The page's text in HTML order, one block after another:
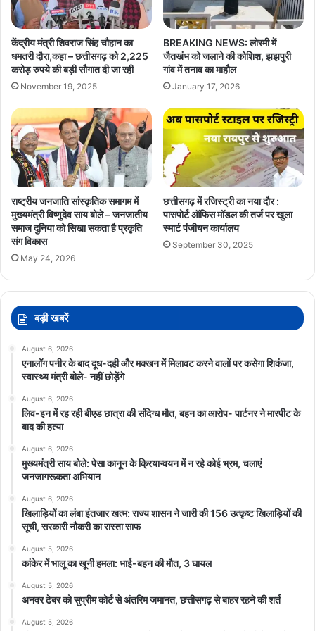
केंद्रीय मंत्री शिवराज सिंह चौहान का
धमतरी दौरा,कहा – छत्तीसगढ़ को 2,225
करोड़ रुपये की बड़ी सौगात दी जा रही
November 19, 2025
BREAKING NEWS: लोरमी में
जैतखंभ को जलाने की कोशिश, झझपुरी
गांव में तनाव का माहौल
January 17, 2026
राष्ट्रीय जनजाति सांस्कृतिक समागम में
मुख्यमंत्री विष्णुदेव साय बोले – जनजातीय
समाज दुनिया को सिखा सकता है प्रकृति
संग विकास
May 24, 2026
छत्तीसगढ़ में रजिस्ट्री का नया दौर :
पासपोर्ट ऑफिस मॉडल की तर्ज पर खुला
स्मार्ट पंजीयन कार्यालय
September 30, 2025
बड़ी खबरें
August 6, 2026
एनालॉग पनीर के बाद दूध-दही और मक्खन में मिलावट करने वालों पर कसेगा शिकंजा,
स्वास्थ्य मंत्री बोले- नहीं छोड़ेंगे
August 6, 2026
लिव-इन में रह रही बीएड छात्रा की संदिग्ध मौत, बहन का आरोप- पार्टनर ने मारपीट के
बाद की हत्या
August 6, 2026
मुख्यमंत्री साय बोले: पेसा कानून के क्रियान्वयन में न रहे कोई भ्रम, चलाएं
जनजागरूकता अभियान
August 6, 2026
खिलाड़ियों का लंबा इंतजार खत्म: राज्य शासन ने जारी की 156 उत्कृष्ट खिलाड़ियों की
सूची, सरकारी नौकरी का रास्ता साफ
August 5, 2026
कांकेर में भालू का खूनी हमला: भाई-बहन की मौत, 3 घायल
August 5, 2026
अनवर ढेबर को सुप्रीम कोर्ट से अंतरिम जमानत, छत्तीसगढ़ से बाहर रहने की शर्त
August 5, 2026